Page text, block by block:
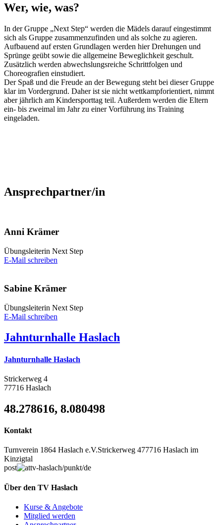
Wer, wie, was?
In der Gruppe „Next Step“ werden die Mädels darauf eingestimmt
sich als Gruppe zusammenzufinden und als solche zu agieren.
Aufbauend auf ersten Grundlagen werden hier Drehungen und
Sprünge geübt sowie die allgemeine Beweglichkeit geschult.
Zusätzlich werden abwechslungsreiche Schrittfolgen und
Choreografien einstudiert.
Der Spaß und die Freude an der Bewegung steht bei dieser Gruppe
klar im Vordergrund. Daher ist sie nicht wettkampforientiert, nimmt
aber jährlich am Kindersporttag teil. Außerdem werden die Eltern
ein- bis zweimal im Jahr zu einer Vorführung ins Training
eingeladen.
Ansprechpartner/in
Anni Krämer
Übungsleiterin Next Step
E-Mail schreiben
Sabine Krämer
Übungsleiterin Next Step
E-Mail schreiben
Jahnturnhalle Haslach
Jahnturnhalle Haslach
Strickerweg 4
77716 Haslach
48.278616, 8.080498
Kontakt
Turnverein 1864 Haslach e.V.Strickerweg 477716 Haslach im
Kinzigtal
post
tv-haslach/punkt/de
Über den TV Haslach
Kurse & Angebote
Mitglied werden